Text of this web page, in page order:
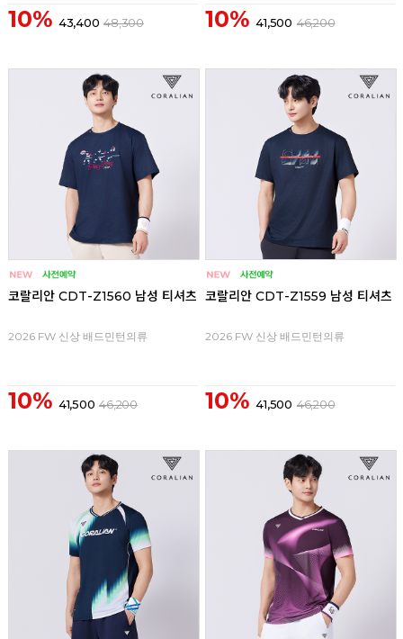
10% 43,400 48,300 10% 41,500 46,200
코랄리안 CDT-Z1560 남성 티셔츠
2026 FW 신상 배드민턴의류
10% 41,500 46,200
코랄리안 CDT-Z1559 남성 티셔츠
2026 FW 신상 배드민턴의류
10% 41,500 46,200